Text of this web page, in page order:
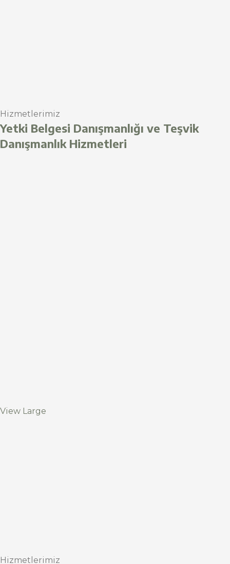
Hizmetlerimiz
Yetki Belgesi Danışmanlığı ve Teşvik
Danışmanlık Hizmetleri
View Large
Hizmetlerimiz